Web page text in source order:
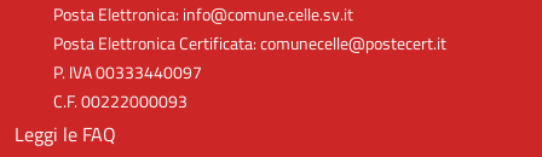
Posta Elettronica: info@comune.celle.sv.it
Posta Elettronica Certificata: comunecelle@postecert.it
P. IVA 00333440097
C.F. 00222000093
Leggi le FAQ